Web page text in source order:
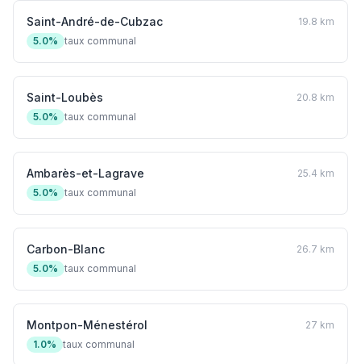
Saint-André-de-Cubzac
19.8 km
5.0% taux communal
Saint-Loubès
20.8 km
5.0% taux communal
Ambarès-et-Lagrave
25.4 km
5.0% taux communal
Carbon-Blanc
26.7 km
5.0% taux communal
Montpon-Ménestérol
27 km
1.0% taux communal